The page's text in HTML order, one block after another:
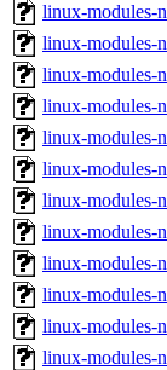
linux-modules-
linux-modules-
linux-modules-
linux-modules-
linux-modules-
linux-modules-
linux-modules-
linux-modules-
linux-modules-
linux-modules-
linux-modules-
linux-modules-